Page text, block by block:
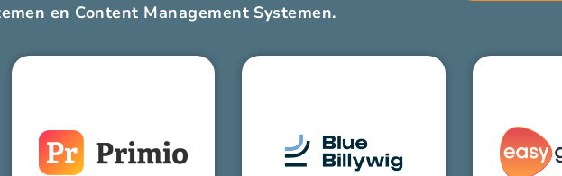
en Content Management Systemen.